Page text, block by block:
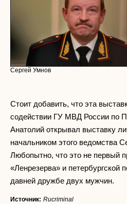
Сергей Умнов
Стоит добавить, что эта
содействии ГУ МВД России по
Анатолий открывал выставку
начальником этого ведомства
Любопытно, что это не первый
«Ленрезерва» и петербургской
давней дружбе двух мужчин.
Источник: Rucriminal